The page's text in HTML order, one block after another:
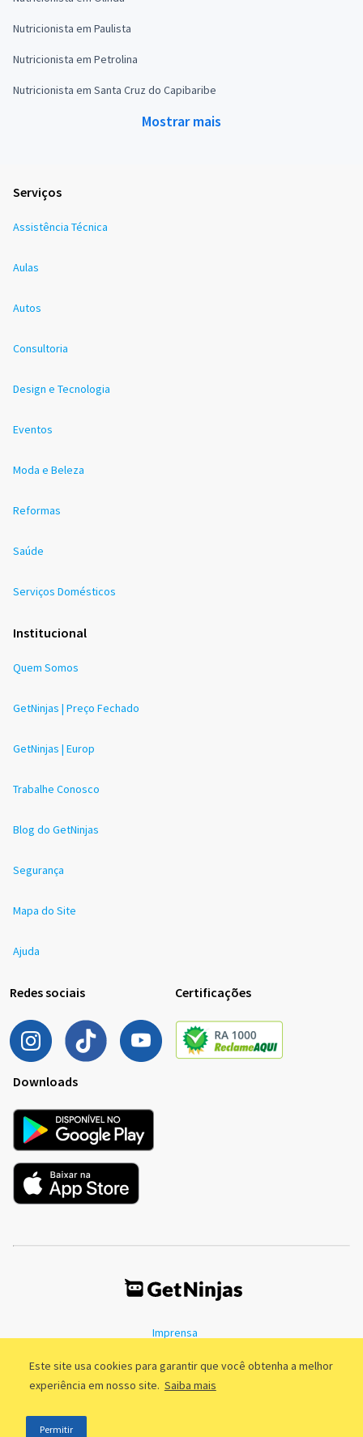
Este site usa cookies para garantir que você obtenha a melhor
experiência em nosso site. Saiba mais
Permitir
Nutricionista em Paulista
Nutricionista em Petrolina
Nutricionista em Santa Cruz do Capibaribe
Mostrar mais
Serviços
Assistência Técnica
Aulas
Autos
Consultoria
Design e Tecnologia
Eventos
Moda e Beleza
Reformas
Saúde
Serviços Domésticos
Institucional
Quem Somos
GetNinjas | Preço Fechado
GetNinjas | Europ
Trabalhe Conosco
Blog do GetNinjas
Segurança
Mapa do Site
Ajuda
Redes sociais Certificações
Downloads
Imprensa
Política de Privacidade
©2011 - 2026, GetNinjas LTDA. CNPJ 55.744.877/0001-89 - Rua Dr.